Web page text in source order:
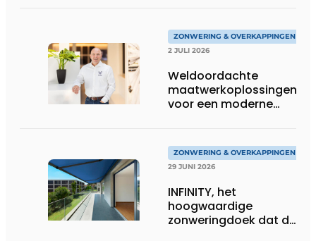
ZONWERING & OVERKAPPINGEN
2 JULI 2026
Weldoordachte
maatwerkoplossingen
voor een moderne
ZONWERING & OVERKAPPINGEN
29 JUNI 2026
INFINITY, het
hoogwaardige
zonweringdoek dat de